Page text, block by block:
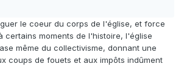
le coeur du corps de l'église, et force
certains moments de l'histoire, l'église
même du collectivisme, donnant une
coups de fouets et aux impôts indûment